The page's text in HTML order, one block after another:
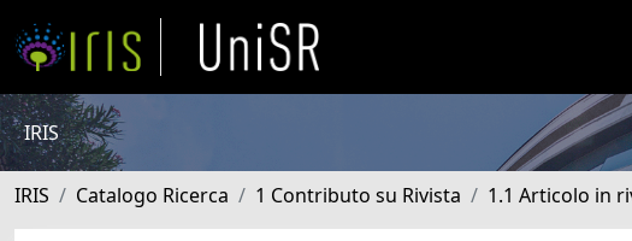
IRIS
IRIS Catalogo Ricerca 1 Contributo su Rivista 1.1 Articolo in